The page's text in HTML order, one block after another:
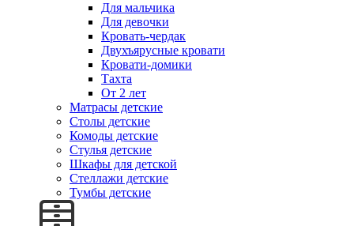
Для мальчика
Для девочки
Кровать-чердак
Двухъярусные кровати
Кровати-домики
Тахта
От 2 лет
Матрасы детские
Столы детские
Комоды детские
Стулья детские
Шкафы для детской
Стеллажи детские
Тумбы детские